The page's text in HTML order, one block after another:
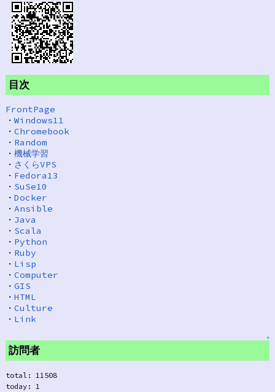
目次
FrontPage
・Windows11
・ Chromebook
・ Random
・ 機械学習
・ さくらVPS
・ Fedora13
・ SuSe10
・ Docker
・ Ansible
・ Java
・ Scala
・ Python
・ Ruby
・ Lisp
・ Computer
・ GIS
・ HTML
・ Culture
・ Link
↑
訪問者
total: 11508
today: 1